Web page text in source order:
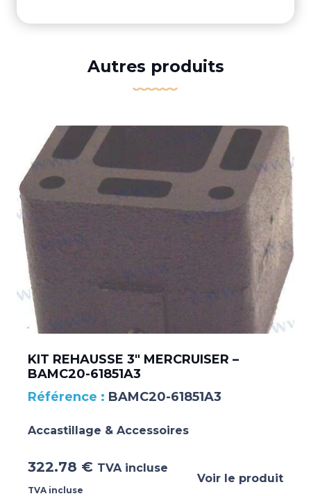
Autres produits
KIT REHAUSSE 3″ MERCRUISER –
BAMC20-61851A3
BAMC20-61851A3
Accastillage & Accessoires
322.78 € TVA incluse
TVA incluse
Voir le produit